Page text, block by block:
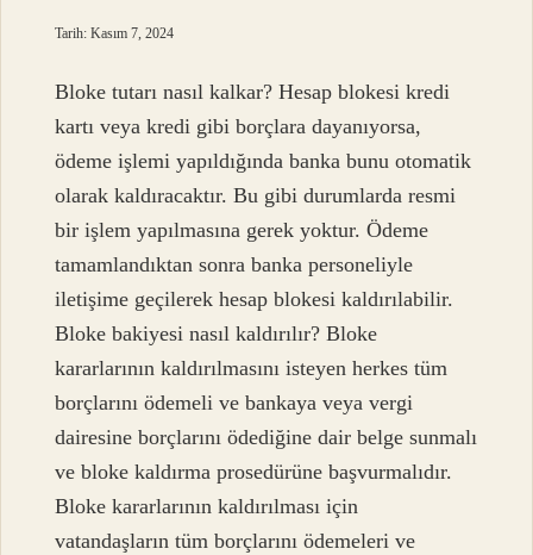
Tarih: Kasım 7, 2024
Bloke tutarı nasıl kalkar? Hesap blokesi kredi
kartı veya kredi gibi borçlara dayanıyorsa,
ödeme işlemi yapıldığında banka bunu otomatik
olarak kaldıracaktır. Bu gibi durumlarda resmi
bir işlem yapılmasına gerek yoktur. Ödeme
tamamlandıktan sonra banka personeliyle
iletişime geçilerek hesap blokesi kaldırılabilir.
Bloke bakiyesi nasıl kaldırılır? Bloke
kararlarının kaldırılmasını isteyen herkes tüm
borçlarını ödemeli ve bankaya veya vergi
dairesine borçlarını ödediğine dair belge sunmalı
ve bloke kaldırma prosedürüne başvurmalıdır.
Bloke kararlarının kaldırılması için
vatandaşların tüm borçlarını ödemeleri ve